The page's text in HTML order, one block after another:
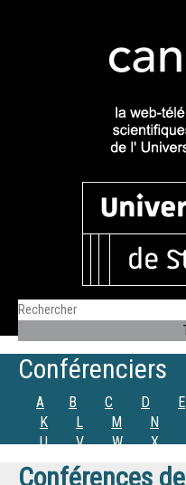
Conférenciers
A B C D E
K
L M N
U
V W X
Conférences de